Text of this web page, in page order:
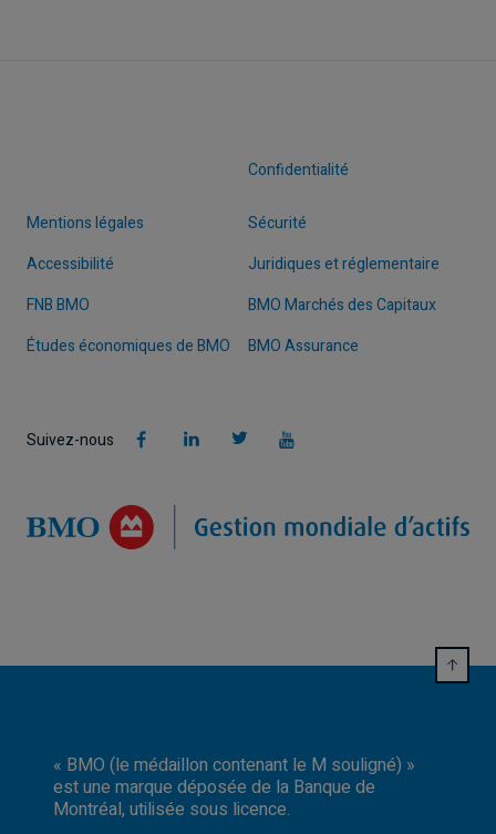
Confidentialité
Mentions légales
Sécurité
Accessibilité
Juridiques et réglementaire
FNB BMO
BMO Marchés des Capitaux
Études économiques de BMO
BMO Assurance
Suivez-nous
« BMO (le médaillon contenant le M souligné) »
est une marque déposée de la Banque de
Montréal, utilisée sous licence.